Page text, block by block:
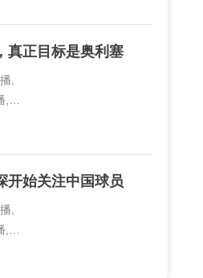
真正目标是奥利塞
,
开始关注中国球员
,